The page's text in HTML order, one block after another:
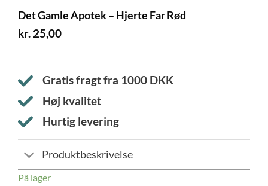
Det Gamle Apotek – Hjerte Far Rød
kr. 25,00
Gratis fragt fra 1000 DKK
Høj kvalitet
Hurtig levering
Produktbeskrivelse
På lager